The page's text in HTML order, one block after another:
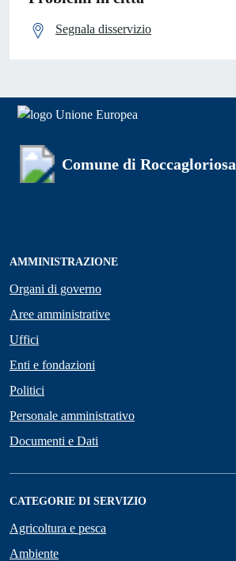
Segnala disservizio
Comune di Roccagloriosa
AMMINISTRAZIONE
Organi di governo
Aree amministrative
Uffici
Enti e fondazioni
Politici
Personale amministrativo
Documenti e Dati
CATEGORIE DI SERVIZIO
Agricoltura e pesca
Ambiente